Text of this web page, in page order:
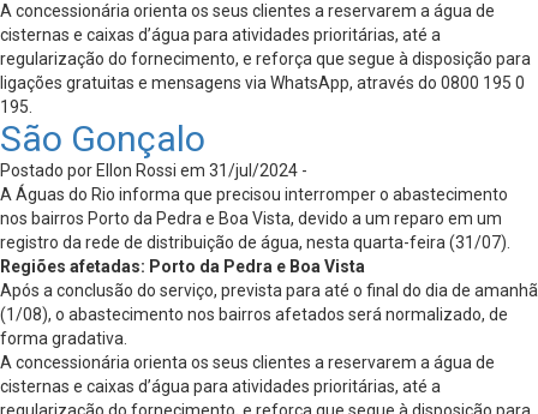
A concessionária orienta os seus clientes a reservarem a água de
cisternas e caixas d’água para atividades prioritárias, até a
regularização do fornecimento, e reforça que segue à disposição para
ligações gratuitas e mensagens via WhatsApp, através do 0800 195 0
195.
São Gonçalo
Postado por Ellon Rossi em 31/jul/2024 -
A Águas do Rio informa que precisou interromper o abastecimento
nos bairros Porto da Pedra e Boa Vista, devido a um reparo em um
registro da rede de distribuição de água, nesta quarta-feira (31/07).
Regiões afetadas: Porto da Pedra e Boa Vista
Após a conclusão do serviço, prevista para até o final do dia de amanhã
(1/08), o abastecimento nos bairros afetados será normalizado, de
forma gradativa.
A concessionária orienta os seus clientes a reservarem a água de
cisternas e caixas d’água para atividades prioritárias, até a